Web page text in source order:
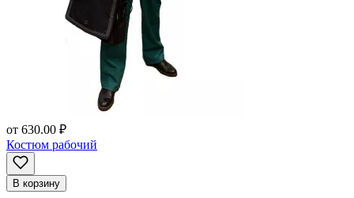
от 630.00 ₽
Костюм рабочий
В корзину